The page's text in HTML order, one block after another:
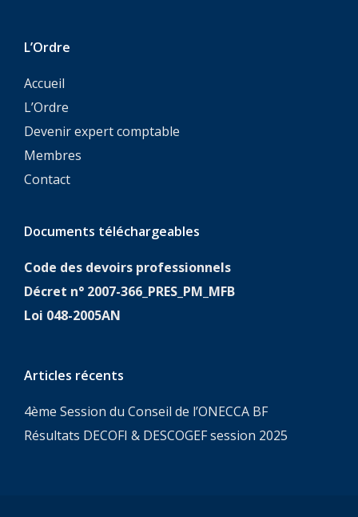
L’Ordre
Accueil
L’Ordre
Devenir expert comptable
Membres
Contact
Documents téléchargeables
Code des devoirs professionnels
Décret n° 2007-366_PRES_PM_MFB
Loi 048-2005AN
Articles récents
4ème Session du Conseil de l’ONECCA BF
Résultats DECOFI & DESCOGEF session 2025